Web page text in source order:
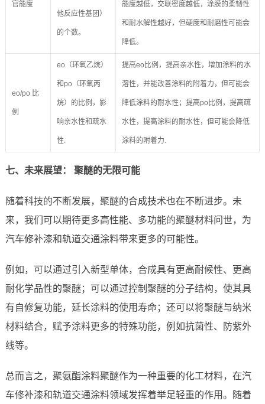
官能度
他反应性基团）
的个数。
能度越低，交联密度越低，涂膜的柔韧性
和耐水解性越好，但硬度和耐磨性可能会
降低。
eo/po 比
例
eo（环氧乙烷）
和po（环氧丙
烷）的比例，影
响亲水性和疏水
性.
提高eo比例，提高亲水性，增加涂料的水
溶性，并能改善涂料的附着力，但可能会
降低涂料的耐水性；提高po比例，提高疏
水性，提高涂料的耐水性，但可能会降低
涂料的附着力.
七、未来展望： 聚醚的无限可能
随着科技的不断发展，聚醚的合成技术也在不断进步。未
来，我们可以期待更多高性能、多功能的聚醚材料问世，为
汽车修补漆和轨道交通涂料带来更多的可能性。
例如，可以通过引入新型单体，合成具有更高耐候性、更高
耐化学品性的聚醚；可以通过控制聚醚的分子结构，使其具
有自修复功能，延长涂料的使用寿命；还可以将聚醚与纳米
材料结合，赋予涂料更多的特殊功能，例如抗菌性、防紫外
线等。
总而言之，聚氨酯涂料聚醚作为一种重要的化工材料，在汽
车修补漆和轨道交通涂料领域发挥着举足轻重的作用。随着